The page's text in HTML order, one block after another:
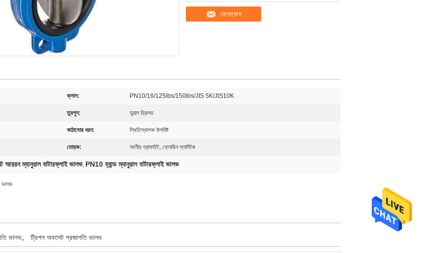
যোগাযোগ
ক্লাস: PN10/16/125lbs/150lbs/JIS 5K/JIS10K
তুরপুন: ডুয়াল ড্রিলড
কাঠামোর ধরন: স্থিতিস্থাপক উপবিষ্ট
মোড়ক: নমনীয় গ্রাফাইট, ফ্লোরিন প্লাস্টিক
আয়রন ম্যানুয়াল বাটারফ্লাই ভালভ, PN10 হ্যান্ড ম্যানুয়াল বাটারফ্লাই ভালভ
ভালভ
ভালভ, ট্রিপল অফসেট প্রজাপতি ভালভ